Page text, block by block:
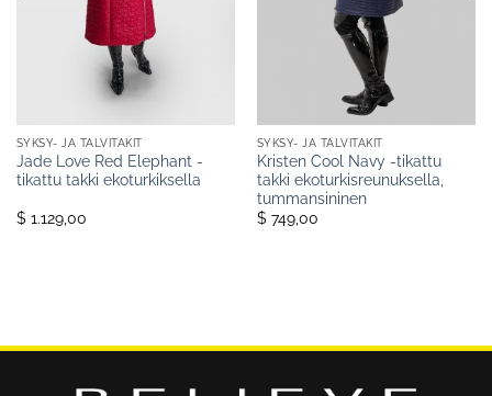
SYKSY- JA TALVITAKIT
Jade Love Red Elephant -
tikattu takki ekoturkiksella
$ 1.129,00
SYKSY- JA TALVITAKIT
Kristen Cool Navy -tikattu
takki ekoturkisreunuksella,
tummansininen
$ 749,00